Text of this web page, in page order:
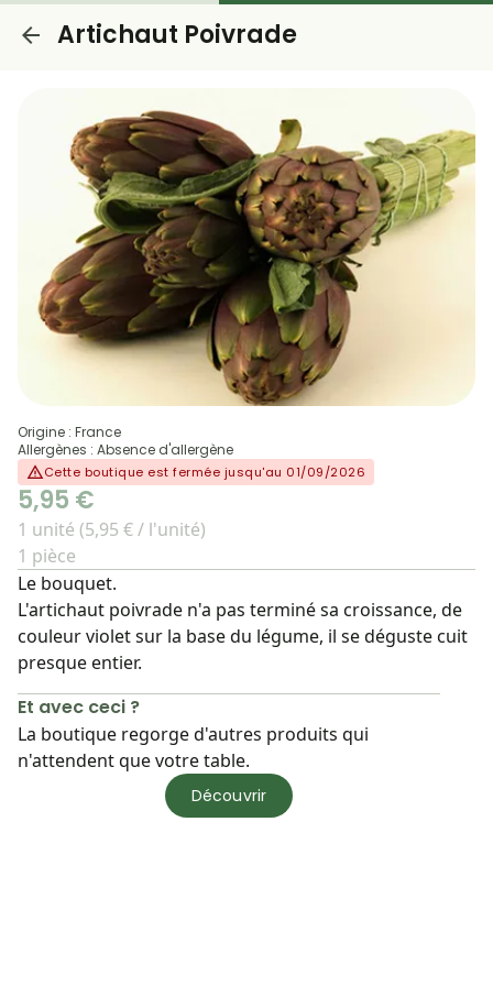
Artichaut Poivrade
Origine : France
Allergènes : Absence d'allergène
Cette boutique est fermée jusqu'au 01/09/2026
5,95 €
1 unité (5,95 € / l'unité)
1 pièce
Le bouquet.
L'artichaut poivrade n'a pas terminé sa croissance, de
couleur violet sur la base du légume, il se déguste cuit
presque entier.
Et avec ceci ?
La boutique regorge d'autres produits qui
n'attendent que votre table.
Découvrir